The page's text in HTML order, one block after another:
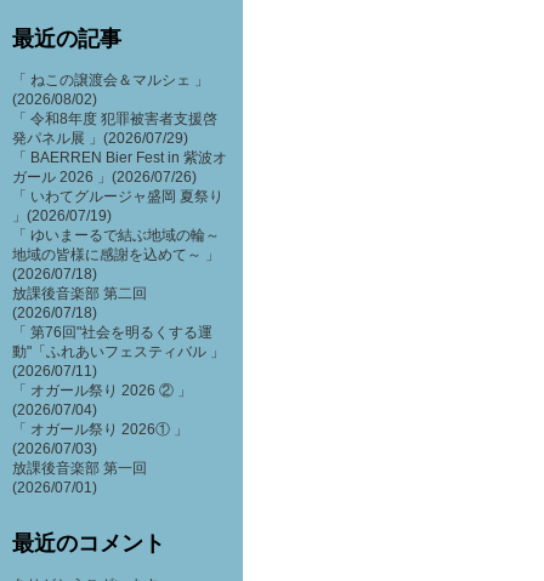
最近の記事
「 ねこの譲渡会＆マルシェ 」
(2026/08/02)
「 令和8年度 犯罪被害者支援啓
発パネル展 」(2026/07/29)
「 BAERREN Bier Fest in 紫波オ
ガール 2026 」(2026/07/26)
「 いわてグルージャ盛岡 夏祭り
」(2026/07/19)
「 ゆいまーるで結ぶ地域の輪～
地域の皆様に感謝を込めて～ 」
(2026/07/18)
放課後音楽部 第二回
(2026/07/18)
「 第76回"社会を明るくする運
動"「ふれあいフェスティバル 」
(2026/07/11)
「 オガール祭り 2026 ② 」
(2026/07/04)
「 オガール祭り 2026① 」
(2026/07/03)
放課後音楽部 第一回
(2026/07/01)
最近のコメント